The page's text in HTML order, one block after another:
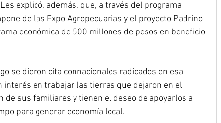
explicó, además, que, a través del programa
de las Expo Agropecuarias y el proyecto Padrino
económica de 500 millones de pesos en beneficio
se dieron cita connacionales radicados en esa
interés en trabajar las tierras que dejaron en el
de sus familiares y tienen el deseo de apoyarlos a
para generar economía local.